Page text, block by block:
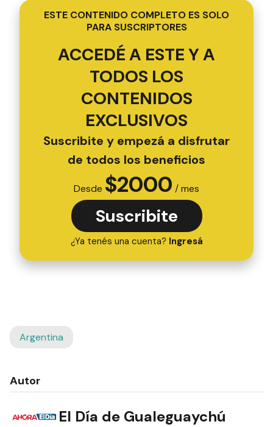
ESTE CONTENIDO COMPLETO ES SOLO
PARA SUSCRIPTORES
ACCEDÉ A ESTE Y A
TODOS LOS
CONTENIDOS
EXCLUSIVOS
Suscribite y empezá a disfrutar
de todos los beneficios
Desde $2000 / mes
Suscribite
¿Ya tenés una cuenta? Ingresá
Argentina
Autor
El Día de Gualeguaychú